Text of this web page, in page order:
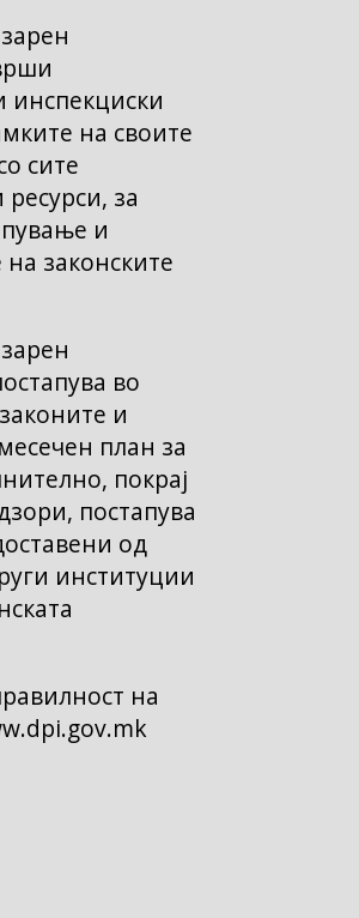
инспекциски
на своите
сите
за
и
законските
во
и
план за
покрај
постапува
од
институции
на